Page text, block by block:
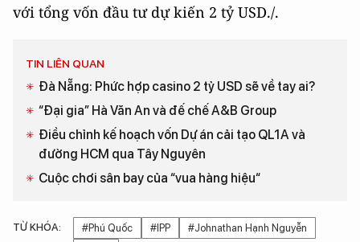
với tổng vốn đầu tư dự kiến 2 tỷ USD./.
TIN LIÊN QUAN
Đà Nẵng: Phức hợp casino 2 tỷ USD sẽ về tay ai?
“Đại gia” Hà Văn An và đế chế A&B Group
Điều chỉnh kế hoạch vốn Dự án cải tạo QL1A và
đường HCM qua Tây Nguyên
Cuộc chơi sân bay của “vua hàng hiệu“
TỪ KHÓA: #Phú Quốc #IPP
#Johnathan Hạnh Nguyễn